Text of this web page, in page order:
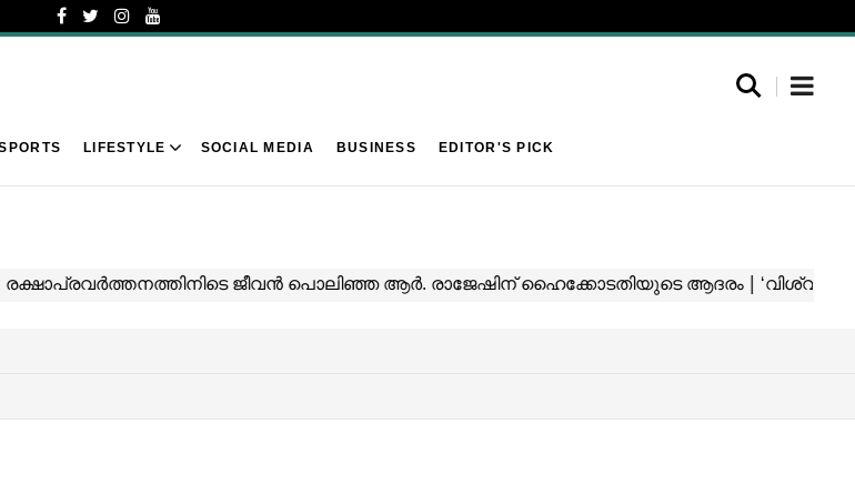
LIFESTYLE SOCIAL MEDIA BUSINESS EDITOR'S PICK